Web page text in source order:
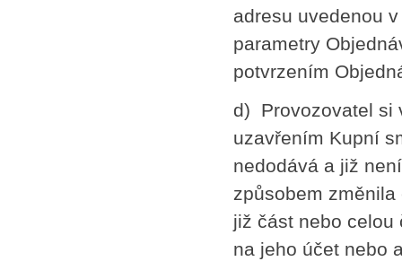
adresu uvedenou
parametry
potvrzením
d) Provozovatel si
uzavřením Kupní
nedodává a již
způsobem
již část nebo celou
na jeho účet nebo